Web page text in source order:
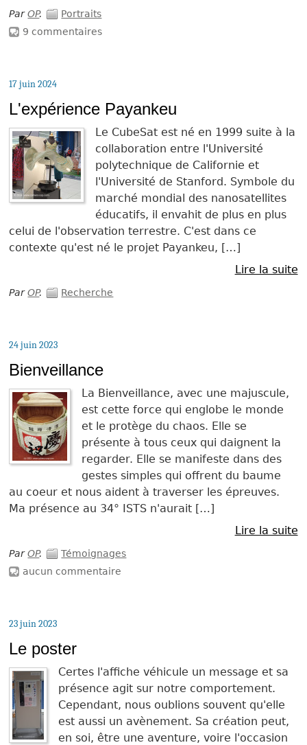
ParOP.
Portraits
9 commentaires
17 juin 2024
L'expérience Payankeu
Le CubeSat est né en 1999 suite à la
collaboration entre l'Université
polytechnique de Californie et
l'Université de Stanford. Symbole du
marché mondial des nanosatellites
éducatifs, il envahit de plus en plus
celui de l'observation terrestre. C'est dans ce
contexte qu'est né le projet Payankeu, […]
Lire la suite
ParOP. Recherche
24 juin 2023
Bienveillance
La Bienveillance, avec une majuscule,
est cette force qui englobe le monde
et le protège du chaos. Elle se
présente à tous ceux qui daignent la
regarder. Elle se manifeste dans des
gestes simples qui offrent du baume
au coeur et nous aident à traverser les épreuves.
Ma présence au 34° ISTS n'aurait […]
Lire la suite
ParOP.
Témoignages
aucun commentaire
23 juin 2023
Le poster
Certes l'affiche véhicule un message et sa
présence agit sur notre comportement.
Cependant, nous oublions souvent qu'elle
est aussi un avènement. Sa création peut,
en soi, être une aventure, voire l'occasion